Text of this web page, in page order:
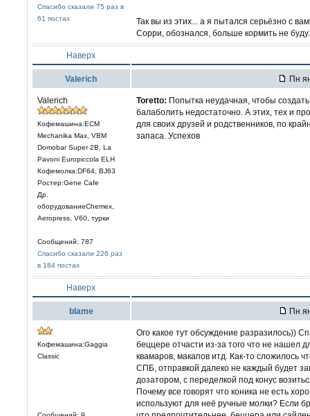
Спасибо сказали 75 раз в
61 постах
Так вы из этих... а я пытался серьёзно с
Сорри, обознался, больше кормить не
Наверх
Valerich Пн
Valerich
Кофемашина:ECM
Mechanika Max, VBM
Domobar Super 2B, La
Pavoni Europiccola ELH
Кофемолка:DF64, BJ63
Ростер:Gene Cafe
Др.
оборудованиеChemex,
Aeropress, V60, турки
Сообщений: 787
Спасибо сказали 226 раз
в 184 постах
Toretto: Попытка неудачная, чтобы
балаболить недостаточно. А этих, тех и
для своих друзей и родственников, по
запаса. Успехов
Наверх
blame Пн
Кофемашина:Gaggia
Classic
Ого какое тут обсуждение разразилось))
беццере отчасти из-за того что не нашел
квамаров, макапов итд. Как-то сложилось
СПБ, отправкой далеко не каждый будет
дозатором, с переделкой под конус
Почему все говорят что коника не есть
используют для неё ручные молки? Если